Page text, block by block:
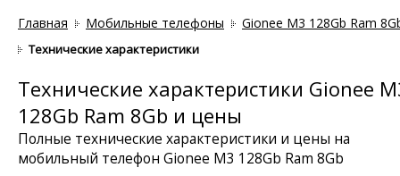
Главная Мобильные телефоны Gionee M3 128Gb Ram
Технические характеристики
Технические характеристики Gionee
128Gb Ram 8Gb и цены
Полные технические характеристики и цены на
мобильный телефон Gionee M3 128Gb Ram 8Gb